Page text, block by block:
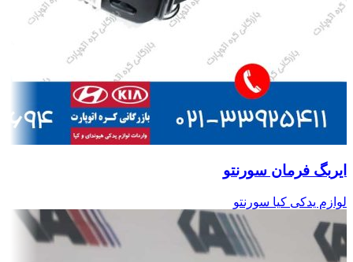
ایربگ فرمان سورنتو
لوازم یدکی کیا سورنتو